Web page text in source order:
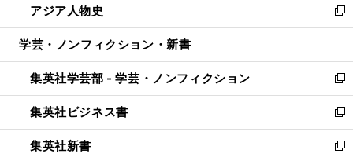
く
で
開
ド
ウ
開
く
ィ
ン
ウ
で
開
く
い
ウ
ン
ド
ウ
で
開
く
アジア人物史
新
し
ウ
ィ
ン
ド
ウ
で
学芸・ノンフィクション・新書
集英社学芸部 - 学芸・ノンフィクション
新
し
い
ウ
ィ
集英社ビジネス書
新
し
い
集英社新書
新